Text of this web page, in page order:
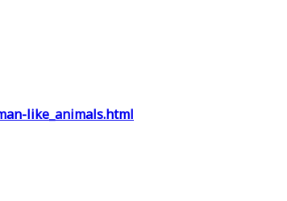
like_animals.html